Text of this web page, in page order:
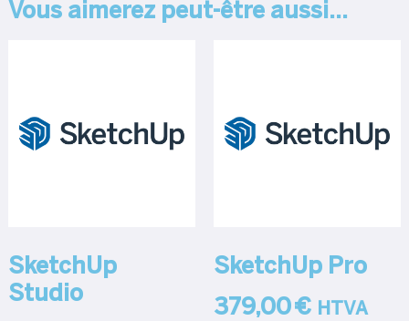
Vous aimerez peut-être aussi…
SketchUp
Studio
SketchUp Pro
379,00€ HTVA